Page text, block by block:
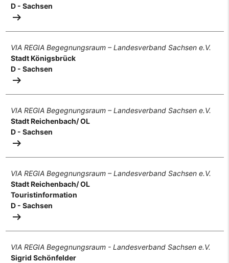
D - Sachsen
arrow_right_alt
VIA REGIA Begegnungsraum – Landesverband Sachsen e.V.
Stadt Königsbrück
D - Sachsen
arrow_right_alt
VIA REGIA Begegnungsraum – Landesverband Sachsen e.V.
Stadt Reichenbach/ OL
D - Sachsen
arrow_right_alt
VIA REGIA Begegnungsraum – Landesverband Sachsen e.V.
Stadt Reichenbach/ OL
Touristinformation
D - Sachsen
arrow_right_alt
VIA REGIA Begegnungsraum - Landesverband Sachsen e.V.
Sigrid Schönfelder